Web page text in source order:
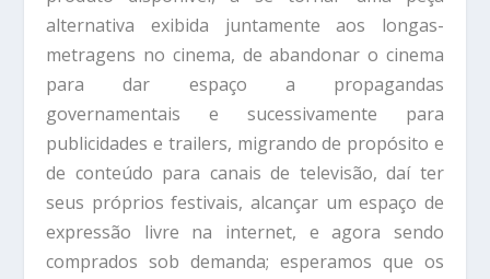
alternativa exibida juntamente aos longas-
metragens no cinema, de abandonar o cinema
para dar espaço a propagandas
governamentais e sucessivamente para
publicidades e trailers, migrando de propósito e
de conteúdo para canais de televisão, daí ter
seus próprios festivais, alcançar um espaço de
expressão livre na internet, e agora sendo
comprados sob demanda; esperamos que os